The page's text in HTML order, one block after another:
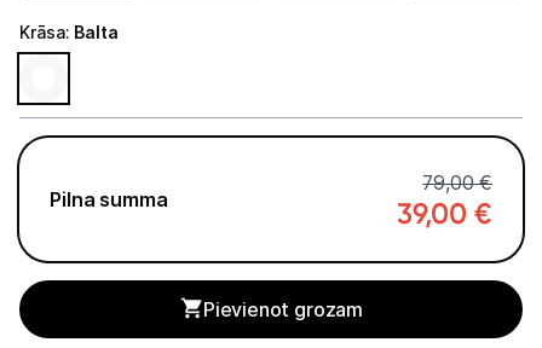
Skaļruņi
Vinila plašu atskaņotāji
Studijas skaņas aprīkojums
Datortehnika
Krāsa: Balta
Pilna summa
79,00 €
39,00 €
Pievienot grozam